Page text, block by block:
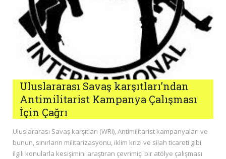
Uluslararası Savaş karşıtları’ndan
Antimilitarist Kampanya Çalışması
İçin Çağrı
Uluslararası Savaş karşıtları (WRI), Antimilitarist kampanyaları ve
bunun, sınırların militarizasyonu, iklim krizi ve silah ticareti gibi
ilgili konularla kesişimini araştıran çevrimiçi bir atölye çalışması